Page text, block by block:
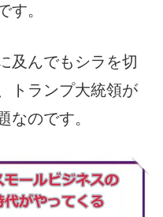
す。
及んでもシラを切
トランプ大統領が
なのです。